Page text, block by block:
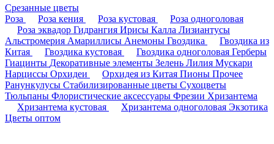
Срезанные цветы
Роза
Роза кения Роза кустовая
Роза одноголовая
Роза эквадор Гидрангия Ирисы Калла Лизиантусы
Альстромерия Амариллисы Анемоны Гвоздика
Гвоздика из
Китая
Гвоздика кустовая Гвоздика одноголовая Герберы
Гиацинты Декоративные элементы Зелень Лилия Мускари
Нарциссы Орхидеи Орхидея из Китая Пионы Прочее
Ранункулусы Стабилизированные цветы Сухоцветы
Тюльпаны Флористические аксессуары Фрезии Хризантема
Хризантема кустовая
Хризантема одноголовая Экзотика
Цветы оптом